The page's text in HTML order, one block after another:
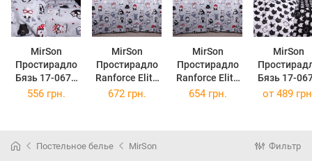
MirSon
Простирадло
Бязь 17-0672
Silver Owlets
MirSon
Простирадло
Ranforce Elite
17-0672 Silver
MirSon
Простирадло
Ranforce Elite
17-0672 Silver
MirSon
Бязь 17-
556 грн. 672 грн. 654 грн. от 489
Постельное белье MirSon Фильтр